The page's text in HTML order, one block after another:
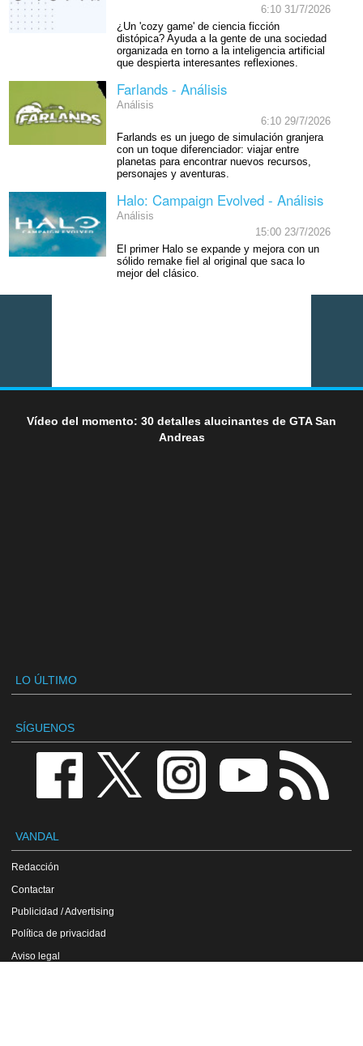
6:10 31/7/2026
¿Un 'cozy game' de ciencia ficción
distópica? Ayuda a la gente de una sociedad
organizada en torno a la inteligencia artificial
que despierta interesantes reflexiones.
Farlands - Análisis
Análisis
6:10 29/7/2026
Farlands es un juego de simulación granjera
con un toque diferenciador: viajar entre
planetas para encontrar nuevos recursos,
personajes y aventuras.
Halo: Campaign Evolved - Análisis
Análisis
15:00 23/7/2026
El primer Halo se expande y mejora con un
sólido remake fiel al original que saca lo
mejor del clásico.
Vídeo del momento: 30 detalles alucinantes de GTA San
Andreas
LO ÚLTIMO
SÍGUENOS
VANDAL
Redacción
Contactar
Publicidad / Advertising
Política de privacidad
Aviso legal